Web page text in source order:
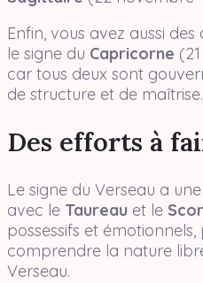
Enfin, vous avez aussi des
le signe du Capricorne
car tous deux sont
de structure et de maîtrise.
Des efforts à
Le signe du Verseau a
avec le Taureau et le
possessifs et
comprendre la nature
Verseau.